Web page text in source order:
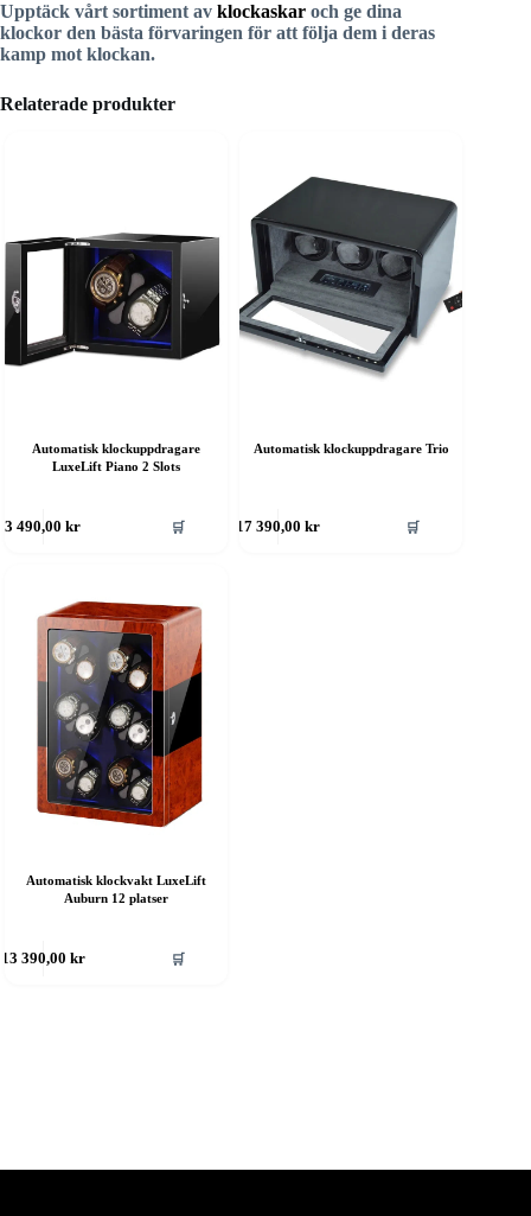
Upptäck vårt sortiment av klockaskar och ge dina
klockor den bästa förvaringen för att följa dem i deras
kamp mot klockan.
Relaterade produkter
Automatisk klockuppdragare
LuxeLift Piano 2 Slots
3 490,00kr 🛒
Automatisk klockuppdragare Trio
17 390,00 kr 🛒
Automatisk klockvakt LuxeLift
Auburn 12 platser
13 390,00 kr 🛒